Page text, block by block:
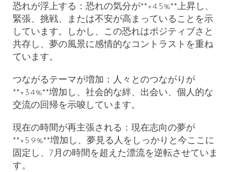
恐れが浮上する ： 恐れの気分が**+4.5%**上昇し、
緊張、挑戦、または不安が高まっていることを示
しています。しかし、この恐れはポジティブさと
共存し、夢の風景に感情的なコントラストを重ね
ています。
つながるテーマが増加 ： 人々とのつながり が
**+3.4%**増加し、社会的な絆、出会い、個人的な
交流の回帰を示唆しています。
現在の時間が再主張される ： 現在志向の夢が
**+5.9%**増加し、夢見る人をしっかりと今ここに
固定し、7月の時間を超えた漂流を逆転させていま
す。